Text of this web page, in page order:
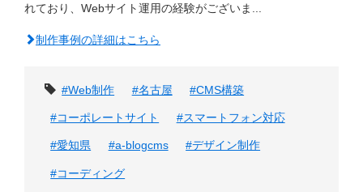
れており、Webサイト運用の経験がございま...
制作事例の詳細はこちら
タグ
#Web制作 #名古屋 #CMS構築
#コーポレートサイト #スマートフォン対応
#愛知県 #a-blogcms #デザイン制作
#コーディング